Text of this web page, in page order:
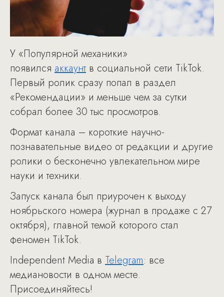
У «Популярной механики»
появился аккаунтв социальной сети TikTok.
Первый ролик сразу попал в раздел
«Рекомендации» и меньше чем за сутки
собрал более 30 тыс просмотров.
Формат канала – короткие научно-
познавательные видео от редакции и другие
ролики о бесконечно увлекательном мире
науки и техники.
Запуск канала был приурочен к выходу
ноябрьского номера (журнал в продаже с 27
октября), главной темой которого стал
феномен TikTok.
Independent Media в Telegram: все
медиановости в одном месте.
Присоединяйтесь!